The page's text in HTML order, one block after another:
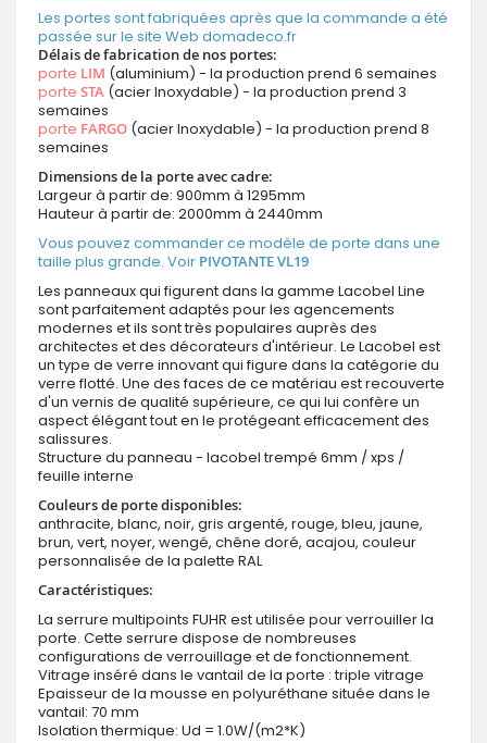
Les portes sont fabriquées après que la commande a été
passée sur le site Web domadeco.fr
Délais de fabrication de nos portes:
porte LIM (aluminium) - la production prend 6 semaines
porte STA (acier Inoxydable) - la production prend 3
semaines
porte FARGO (acier Inoxydable) - la production prend 8
semaines
Dimensions de la porte avec cadre:
Largeur à partir de: 900mm à 1295mm
Hauteur à partir de: 2000mm à 2440mm
Vous pouvez commander ce modèle de porte dans une
taille plus grande. Voir PIVOTANTE VL19
Les panneaux qui figurent dans la gamme Lacobel Line
sont parfaitement adaptés pour les agencements
modernes et ils sont très populaires auprès des
architectes et des décorateurs d'intérieur. Le Lacobel est
un type de verre innovant qui figure dans la catégorie du
verre flotté. Une des faces de ce matériau est recouverte
d'un vernis de qualité supérieure, ce qui lui confère un
aspect élégant tout en le protégeant efficacement des
salissures.
Structure du panneau - lacobel trempé 6mm / xps /
feuille interne
Couleurs de porte disponibles:
anthracite, blanc, noir, gris argenté, rouge, bleu, jaune,
brun, vert, noyer, wengé, chêne doré, acajou, couleur
personnalisée de la palette RAL
Caractéristiques:
La serrure multipoints FUHR est utilisée pour verrouiller la
porte. Cette serrure dispose de nombreuses
configurations de verrouillage et de fonctionnement.
Vitrage inséré dans le vantail de la porte : triple vitrage
Epaisseur de la mousse en polyuréthane située dans le
vantail: 70 mm
Isolation thermique: Ud = 1.0W/(m2*K)